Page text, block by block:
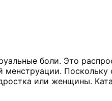
боли. Это
Поскольку
или женщины.